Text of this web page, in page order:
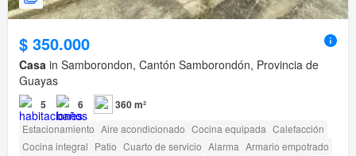
$ 350.000
Casa in Samborondon, Cantón Samborondón, Provincia de
Guayas
5 6 360 m²
Estacionamiento Aire acondicionado Cocina equipada Calefacción
Cocina integral Patio Cuarto de servicio Alarma Armario empotrado